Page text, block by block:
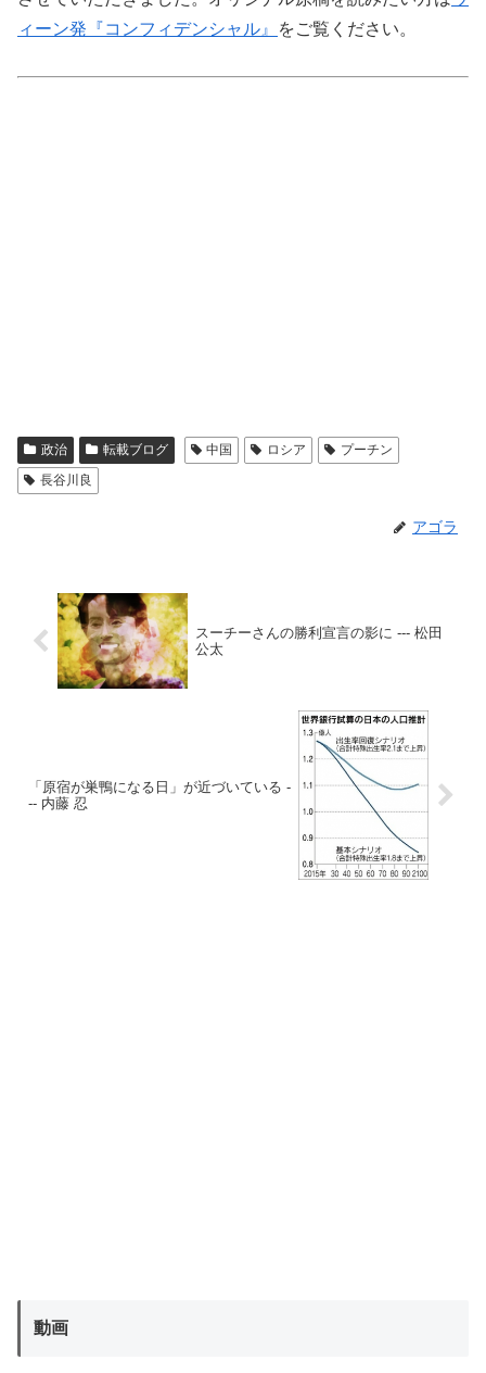
ィーン発『コンフィデンシャル』
をご覧ください。
政治 転載ブログ 中国 ロシア
プーチン
長谷川良
アゴラ
スーチーさんの勝利宣言の影に --- 松田
公太
「原宿が巣鴨になる日」が近づいている -
-- 内藤 忍
動画